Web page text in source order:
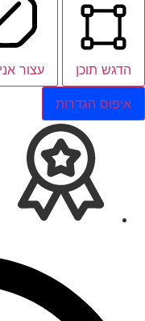
הדגש תוכן עצור
איפוס הגדרות